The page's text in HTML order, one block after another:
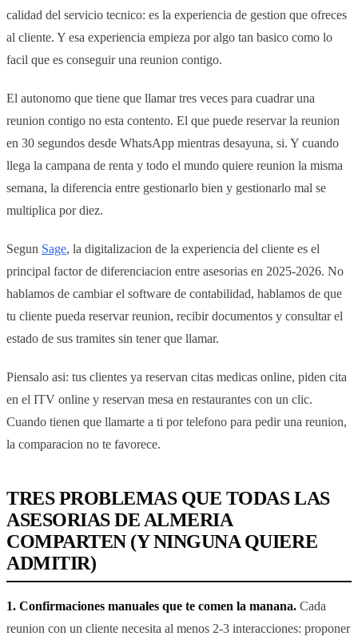
calidad del servicio tecnico: es la experiencia de gestion que ofreces
al cliente. Y esa experiencia empieza por algo tan basico como lo
facil que es conseguir una reunion contigo.
El autonomo que tiene que llamar tres veces para cuadrar una
reunion contigo no esta contento. El que puede reservar la reunion
en 30 segundos desde WhatsApp mientras desayuna, si. Y cuando
llega la campana de renta y todo el mundo quiere reunion la misma
semana, la diferencia entre gestionarlo bien y gestionarlo mal se
multiplica por diez.
Segun Sage, la digitalizacion de la experiencia del cliente es el
principal factor de diferenciacion entre asesorias en 2025-2026. No
hablamos de cambiar el software de contabilidad, hablamos de que
tu cliente pueda reservar reunion, recibir documentos y consultar el
estado de sus tramites sin tener que llamar.
Piensalo asi: tus clientes ya reservan citas medicas online, piden cita
en el ITV online y reservan mesa en restaurantes con un clic.
Cuando tienen que llamarte a ti por telefono para pedir una reunion,
la comparacion no te favorece.
TRES PROBLEMAS QUE TODAS LAS
ASESORIAS DE ALMERIA
COMPARTEN (Y NINGUNA QUIERE
ADMITIR)
1. Confirmaciones manuales que te comen la manana. Cada
reunion con un cliente necesita al menos 2-3 interacciones: proponer